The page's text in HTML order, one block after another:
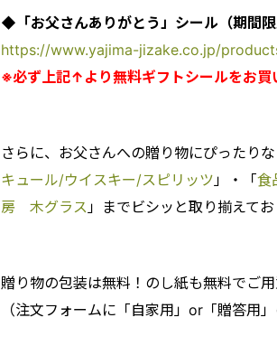
◆「お父さんありがとう」シール（期間限
https://www.yajima-jizake.co.jp/
※必ず上記↑より無料ギフトシールをお
さらに、お父さんへの贈り物にぴったり
キュール/ウイスキー/スピリッツ」・「食
房 木グラス」までビシッと取り揃えてお
贈り物の包装は無料！のし紙も無料でご用
（注文フォームに「自家用」or「贈答用」